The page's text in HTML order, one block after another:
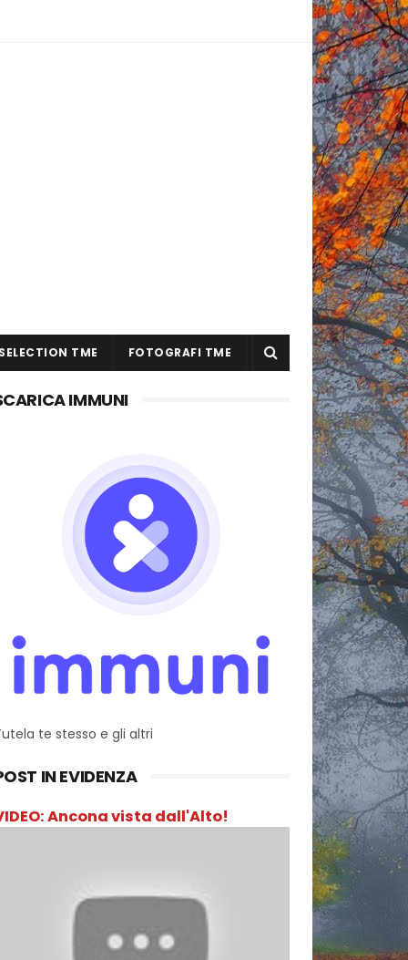
TME FOTOGRAFI TME
IMMUNI
te stesso e gli altri
IN EVIDENZA
Ancona vista dall'Alto!